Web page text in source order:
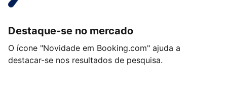
Destaque-se no mercado
O ícone "Novidade em Booking.com" ajuda a
destacar-se nos resultados de pesquisa.